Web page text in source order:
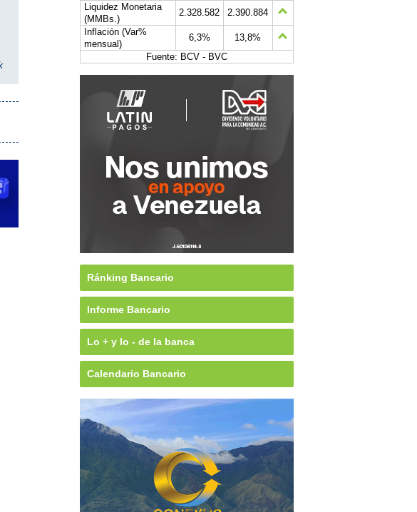
Liquidez Monetaria
(MMBs.)
2.328.582
2.390.884
Inflación (Var%
mensual)
6,3%
13,8%
Fuente: BCV - BVC
Ránking Bancario
Informe Bancario
Lo + y lo - de la banca
Calendario Bancario